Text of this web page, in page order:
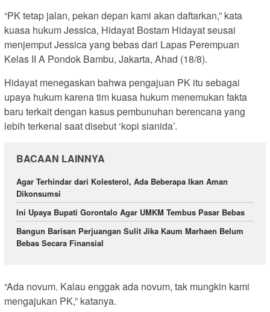
“PK tetap jalan, pekan depan kami akan daftarkan,” kata
kuasa hukum Jessica, Hidayat Bostam Hidayat seusai
menjemput Jessica yang bebas dari Lapas Perempuan
Kelas II A Pondok Bambu, Jakarta, Ahad (18/8).
Hidayat menegaskan bahwa pengajuan PK itu sebagai
upaya hukum karena tim kuasa hukum menemukan fakta
baru terkait dengan kasus pembunuhan berencana yang
lebih terkenal saat disebut ‘kopi sianida’.
BACAAN LAINNYA
Agar Terhindar dari Kolesterol, Ada Beberapa Ikan Aman
Dikonsumsi
Ini Upaya Bupati Gorontalo Agar UMKM Tembus Pasar Bebas
Bangun Barisan Perjuangan Sulit Jika Kaum Marhaen Belum
Bebas Secara Finansial
“Ada novum. Kalau enggak ada novum, tak mungkin kami
mengajukan PK,” katanya.